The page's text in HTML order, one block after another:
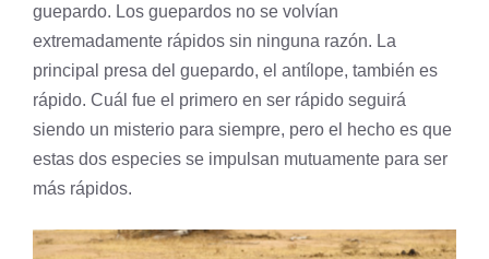
guepardo. Los guepardos no se volvían
extremadamente rápidos sin ninguna razón. La
principal presa del guepardo, el antílope, también es
rápido. Cuál fue el primero en ser rápido seguirá
siendo un misterio para siempre, pero el hecho es que
estas dos especies se impulsan mutuamente para ser
más rápidos.